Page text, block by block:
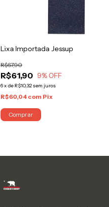
Lixa Importada Jessup
R$61,90
R$67,90
9% OFF
6x de R$10,32 sem juros
R$60,04 com Pix
Comprar